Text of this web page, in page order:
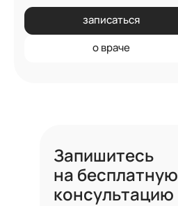
записаться
о враче
Запишитесь
на бесплатную
консультацию